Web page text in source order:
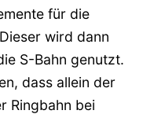
für die
wird dann
S-Bahn genutzt.
dass allein der
Ringbahn bei